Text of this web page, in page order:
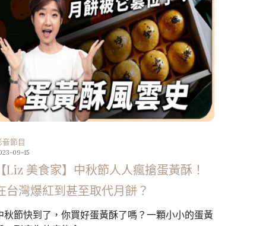
音節目
09-15
【Liz 美食家】中秋節人人瘋搶蛋黃酥！
台灣爆紅到甚至取代月餅？
秋節快到了，你買好蛋黃酥了嗎？一顆小小的蛋黃